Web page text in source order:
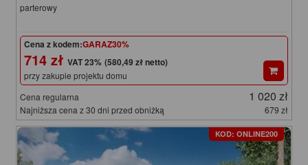
parterowy
Cena z kodem:GARAZ30%
714 zł (580,49 zł netto)
przy zakupie projektu domu
Cena regularna
1 020 zł
Najniższa cena z 30 dni przed obniżką 679 zł
KOD: ONLINE200